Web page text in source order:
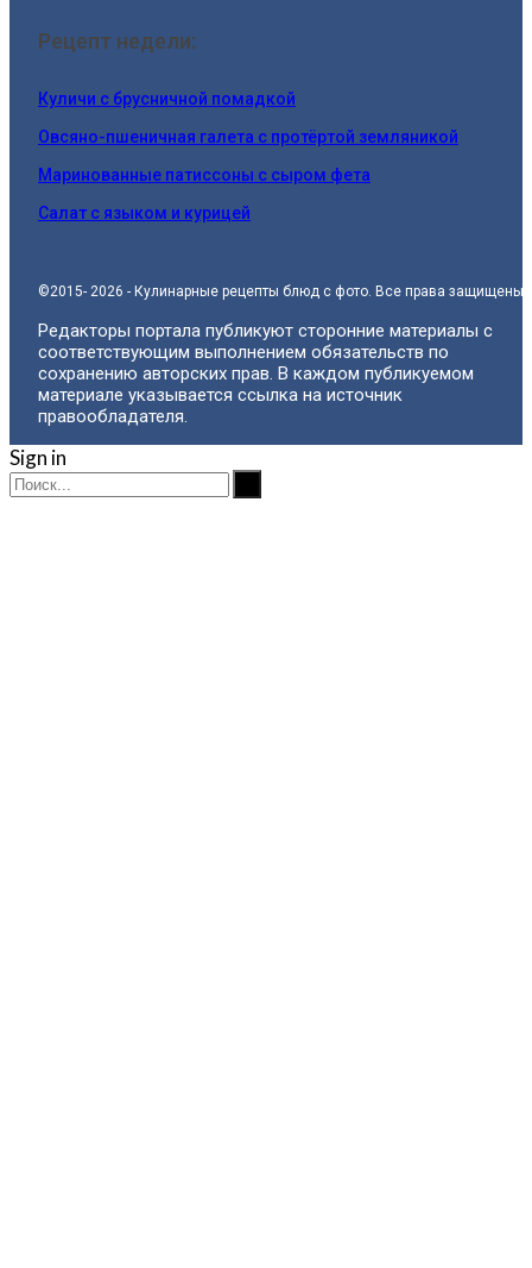
Рецепт недели:
Куличи с брусничной помадкой
Овсяно-пшеничная галета с протёртой земляникой
Маринованные патиссоны с сыром фета
Салат с языком и курицей
©2015- 2026 - Кулинарные рецепты блюд с фото. Все права защищены.
Редакторы портала публикуют сторонние материалы с
соответствующим выполнением обязательств по
сохранению авторских прав. В каждом публикуемом
материале указывается ссылка на источник
правообладателя.
Sign in